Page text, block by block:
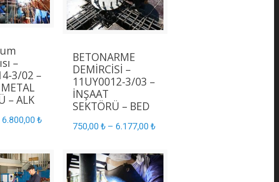
–
3/02 –
– ALK
6.800,00₺
BETONARME
DEMİRCİSİ –
11UY0012-3/03 –
İNŞAAT
SEKTÖRÜ – BED
750,00₺ – 6.177,00₺